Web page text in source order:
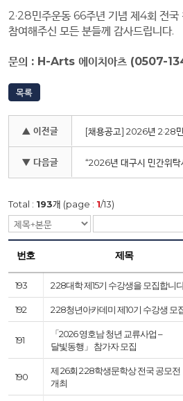
2·28민주운동 66주년 기념 제4회 전국
참여해주신 모든 분들께 감사드립니다.
문의 : H-Arts 에이치아츠 (0507-
목록
▲ 이전글
▼ 다음글
Total : 193개 (page : 1/13)
번호 제목
193 2·28대학 제15기 수강생을 모집합니
192 2·28청년아카데미 제10기 수강생 모
191
「2026 영호남 청년 교류사업 –
달빛동행」 참가자 모집
190
제 26회 2·28학생문학상 전국 공모전
개최